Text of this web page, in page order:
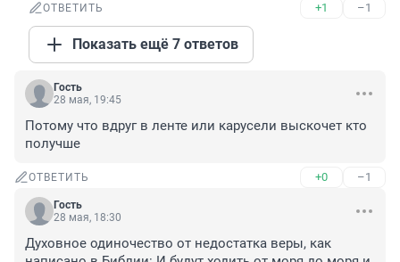
ОТВЕТИТЬ +1 –1
Показать ещё 7 ответов
Гость
28 мая, 19:45
Потому что вдруг в ленте или карусели выскочет кто
получше
ОТВЕТИТЬ +0 –1
Гость
28 мая, 18:30
Духовное одиночество от недостатка веры, как